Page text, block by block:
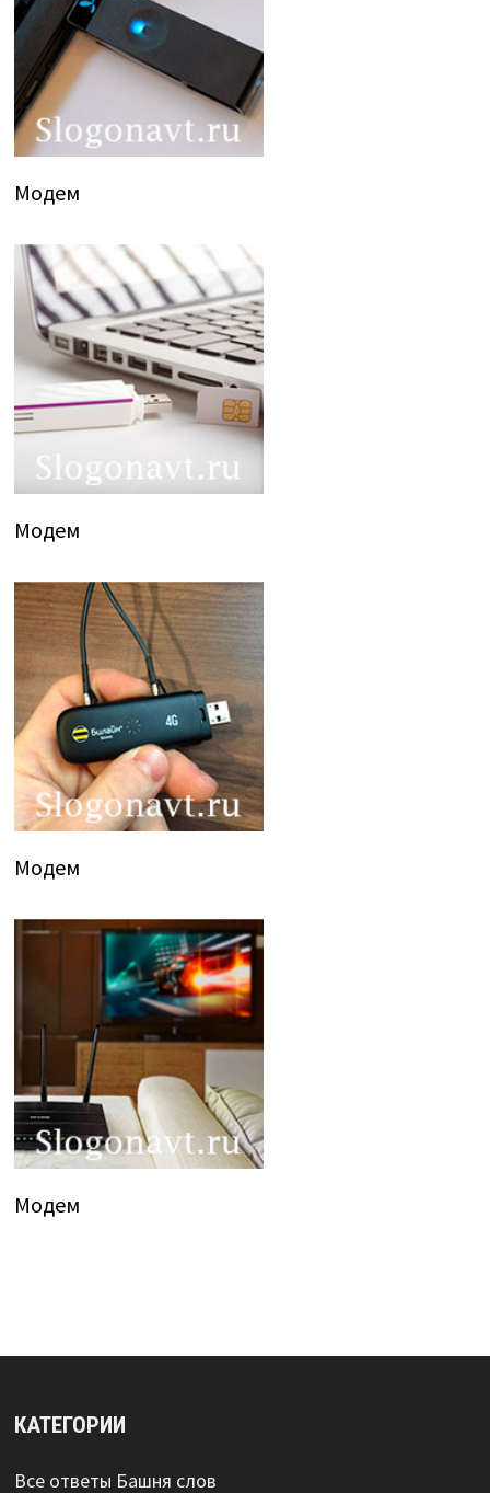
Модем
Модем
Модем
Модем
КАТЕГОРИИ
Все ответы Башня слов